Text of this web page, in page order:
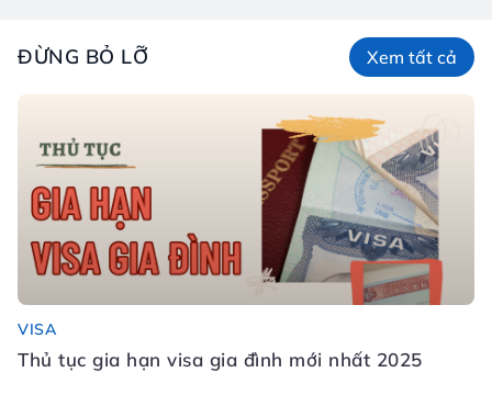
ĐỪNG BỎ LỠ Xem tất cả
VISA
Thủ tục gia hạn visa gia đình mới nhất 2025